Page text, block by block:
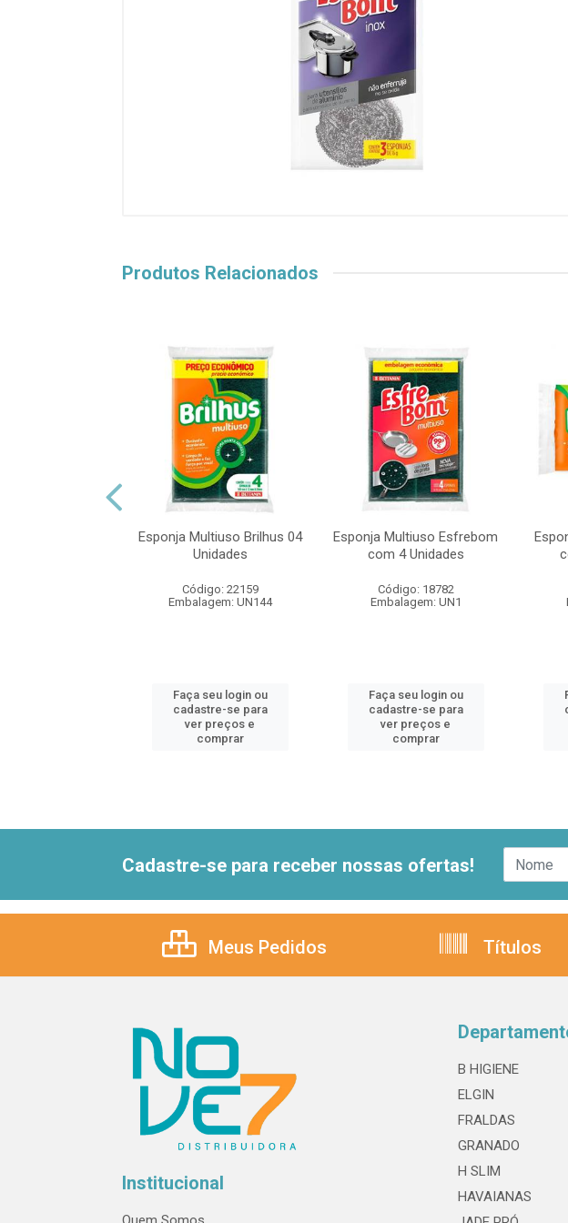
Produtos Relacionados
Esponja Multiuso Brilhus 04
Unidades
Código: 22159
Embalagem: UN144
Faça seu login ou
cadastre-se para
ver preços e
comprar
Esponja Multiuso Esfrebom
com 4 Unidades
Código: 18782
Embalagem: UN1
Faça seu login ou
cadastre-se para
ver preços e
comprar
Cadastre-se para receber nossas ofertas!
Meus Pedidos Títulos
Institucional
B HIGIENE
ELGIN
FRALDAS
GRANADO
H SLIM
HAVAIANAS